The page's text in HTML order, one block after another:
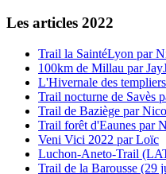
Les articles 2022
Trail la SaintéLyon par
100km de Millau par
L'Hivernale des
Trail nocturne de Savès
Trail de Baziège par
Trail forêt d'Eaunes par
Veni Vici 2022 par Loïc
Luchon-Aneto-Trail
Trail de la Barousse (29